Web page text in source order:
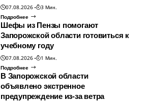
07.08.2026
3 Мин.
Подробнее
Шефы из Пензы помогают
Запорожской области готовиться к
учебному году
07.08.2026
1 Мин.
Подробнее
В Запорожской области
объявлено экстренное
предупреждение из-за ветра